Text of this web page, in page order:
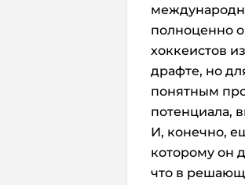
полноценно
хоккеистов
драфте, но
понятным
потенциала,
И, конечно,
которому он
что в